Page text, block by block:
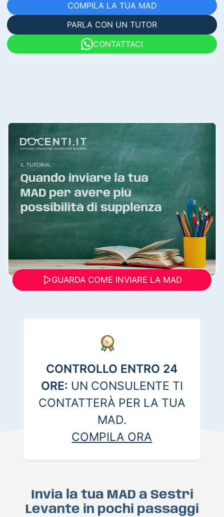
COMPILA LA TUA MAD
PARLA CON UN TUTOR
CONTATTACI
GUARDA COME INVIARE LA MAD
CONTROLLO ENTRO 24
ORE: UN CONSULENTE TI
CONTATTERÀ PER LA TUA
MAD.
COMPILA ORA
Invia la tua MAD a Sestri
Levante in pochi passaggi